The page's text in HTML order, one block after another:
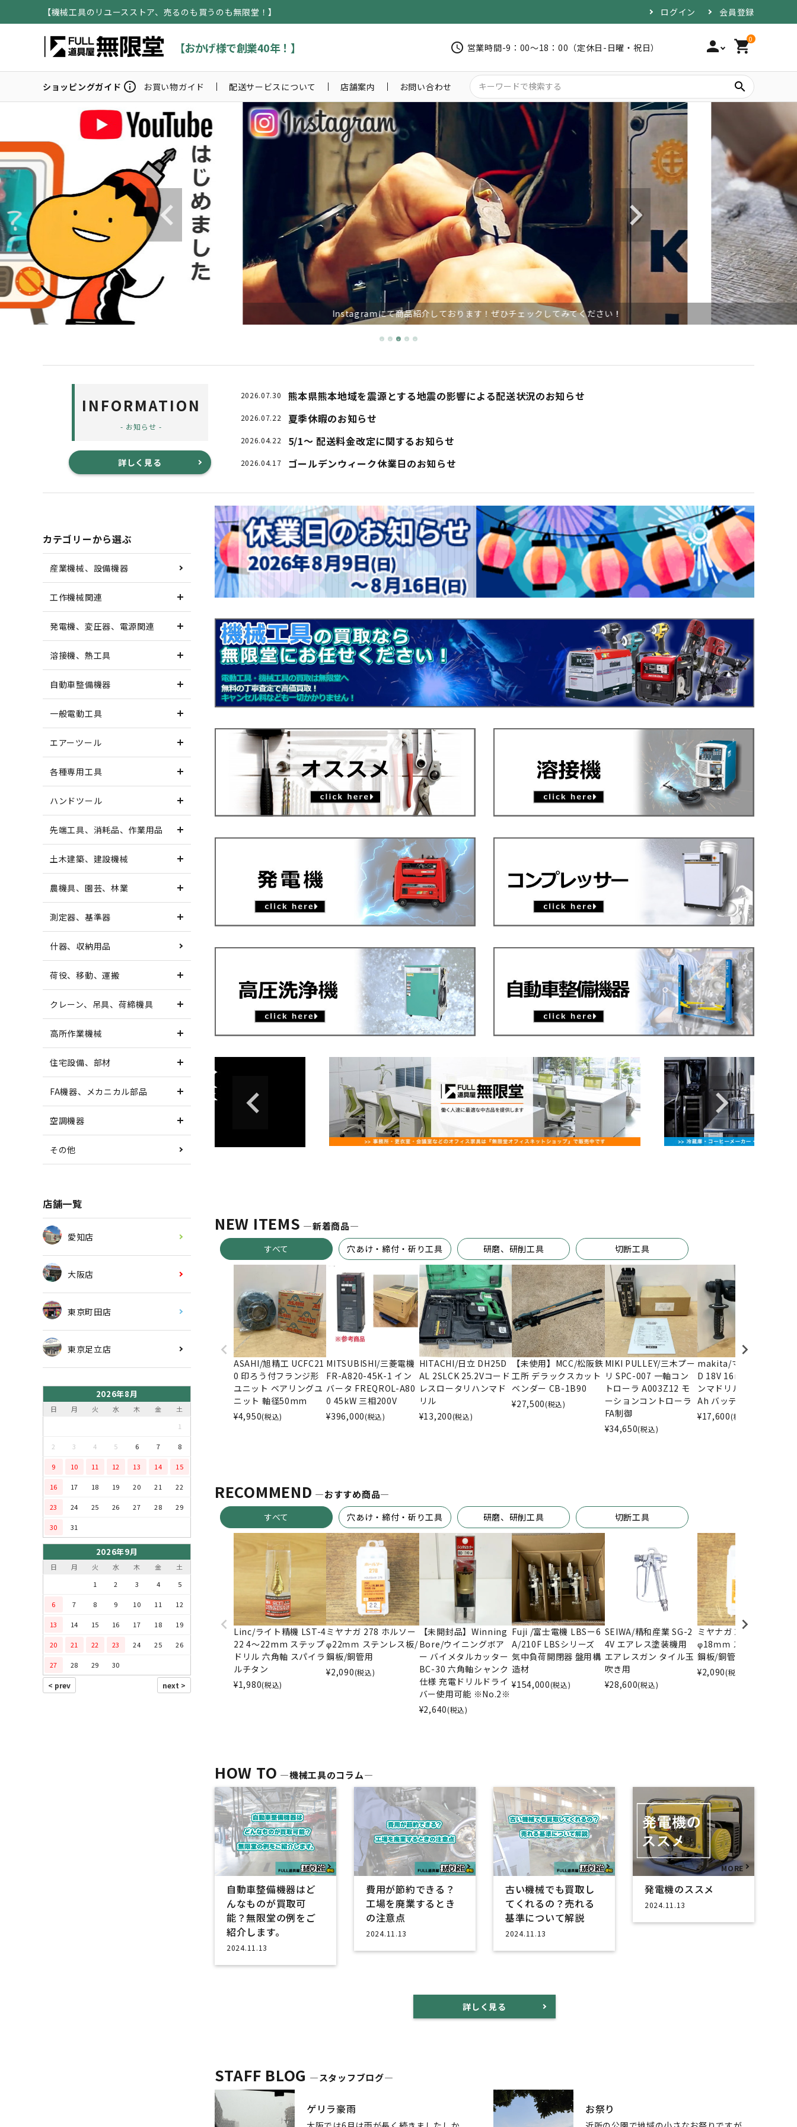
【機械工具のリユースストア、売るのも買うのも無限堂！】 ログイン 会員登録
【おかげ様で創業40年！】 schedule 営業時間-9：00～18：00（定休日-日曜・祝日） person 0
shopping_cart
ショッピングガイド info お買い物ガイド 配送サービスについて 店舗案内 お問い合わせ search
Instagramにて商品紹介しております！ぜひチェックしてみてください！
INFORMATION
- お知らせ -
詳しく見る
2026.07.30 熊本県熊本地域を震源とする地震の影響による配送状況のお知らせ
2026.07.22 夏季休暇のお知らせ
2026.04.22 5/1～ 配送料金改定に関するお知らせ
2026.04.17 ゴールデンウィーク休業日のお知らせ
カテゴリーから選ぶ
産業機械、設備機器
工作機械関連
発電機、変圧器、電源関連
溶接機、熱工具
自動車整備機器
一般電動工具
エアーツール
各種専用工具
ハンドツール
先端工具、消耗品、作業用品
土木建築、建設機械
農機具、園芸、林業
測定器、基準器
什器、収納用品
荷役、移動、運搬
クレーン、吊具、荷締機具
高所作業機械
住宅設備、部材
FA機器、メカニカル部品
空調機器
その他
店舗一覧
愛知店
大阪店
東京町田店
東京足立店
2026年8月
日 月 火 水 木 金
土
1
2 3 4 5 6 7 8
9 10 11 12 13 14 15
16 17 18 19 20 21 22
23 24 25 26 27 28 29
30 31
2026年9月
日 月 火 水 木 金
土
1
2 3 4 5
6 7 8 9 10 11 12
13 14 15 16 17 18 19
20 21 22 23 24 25 26
27 28 29 30
NEW ITEMS ―新着商品―
すべて 穴あけ・締付・斫り工具 研磨、研削工具 切断工具
ASAHI/旭精工 UCFC21
0 印ろう付フランジ形
ユニット ベアリングユ
ニット 軸径50mm
¥4,950(税込)
MITSUBISHI/三菱電機
FR-A820-45K-1 イン
バータ FREQROL-A80
0 45kW 三相200V
¥396,000(税込)
HITACHI/日立 DH25D
AL 2SLCK 25.2Vコード
レスロータリハンマド
リル
¥13,200(税込)
【未使用】MCC/松阪鉄
工所 デラックスカット
ベンダー CB-1B90
¥27,500(税込)
MIKI PULLEY/三木プー
リ SPC-007 一軸コン
トローラ A003Z12 モ
ーションコントローラ
FA制御
¥34,650(税込)
makita/マキタ HR165
D 18V 16mm 充電式ハ
ンマドリル BL1830 3.0
Ah バッテリー付
¥17,600(税込)
RECOMMEND ―おすすめ商品―
すべて 穴あけ・締付・斫り工具 研磨、研削工具 切断工具
Linc/ライト精機 LST-4
22 4～22mm ステップ
ドリル 六角軸 スパイラ
ルチタン
¥1,980(税込)
ミヤナガ 278 ホルソー
φ22ｍｍ ステンレス板/
鋼板/銅管用
¥2,090(税込)
【未開封品】Winning
Bore/ウイニングボア
ー バイメタルカッター
BC-30 六角軸シャンク
仕様 充電ドリルドライ
バー使用可能 ※No.2※
¥2,640(税込)
Fuji /富士電機 LBSー6
A/210F LBSシリーズ
気中負荷開閉器 盤用構
造材
¥154,000(税込)
SEIWA/精和産業 SG-2
4V エアレス塗装機用
エアレスガン タイル玉
吹き用
¥28,600(税込)
ミヤナガ 278 ホルソー
φ18ｍｍ ステンレス板/
鋼板/銅管用
¥2,090(税込)
HOW TO ―機械工具のコラム―
自動車整備機器はど
んなものが買取可
能？無限堂の例をご
紹介します。
2024.11.13
費用が節約できる？
工場を廃業するとき
の注意点
2024.11.13
古い機械でも買取し
てくれるの？売れる
基準について解説
2024.11.13
発電機のススメ
2024.11.13
詳しく見る
STAFF BLOG ―スタッフブログ―
ゲリラ豪雨 お祭り